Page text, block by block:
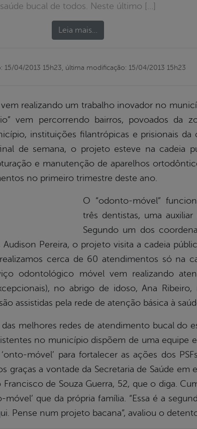
saúde bucal de todos. Neste último […]
Leia mais…
15/04/2013 15h23, última modificação: 15/04/2013 15h23
vem realizando um trabalho inovador no
vem percorrendo bairros, povoados da
instituições filantrópicas e prisionais da
de semana, o projeto esteve na cadeia
e manutenção de aparelhos
no primeiro trimestre deste ano.
O “odonto-móvel”
três dentistas, uma
Segundo um dos
Pereira, o projeto visita a cadeia
cerca de 60 atendimentos só na
odontológico móvel vem realizando
no abrigo de idoso, Ana
assistidas pela rede de atenção básica à
das melhores redes de atendimento bucal do
no município dispõem de uma equipe
móvel’ para fortalecer as ações dos
graças a vontade da Secretaria de Saúde em
de Souza Guerra, 52, que o diga.
que da própria família. “Essa é a
Pense num projeto bacana”, avaliou o